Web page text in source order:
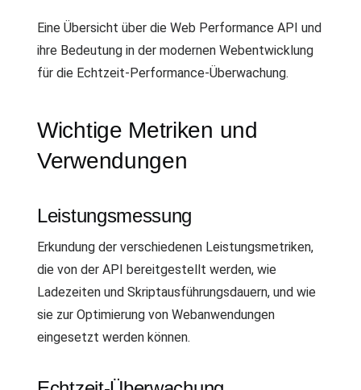
Eine Übersicht über die Web Performance API und
ihre Bedeutung in der modernen Webentwicklung
für die Echtzeit-Performance-Überwachung.
Wichtige Metriken und
Verwendungen
Leistungsmessung
Erkundung der verschiedenen Leistungsmetriken,
die von der API bereitgestellt werden, wie
Ladezeiten und Skriptausführungsdauern, und wie
sie zur Optimierung von Webanwendungen
eingesetzt werden können.